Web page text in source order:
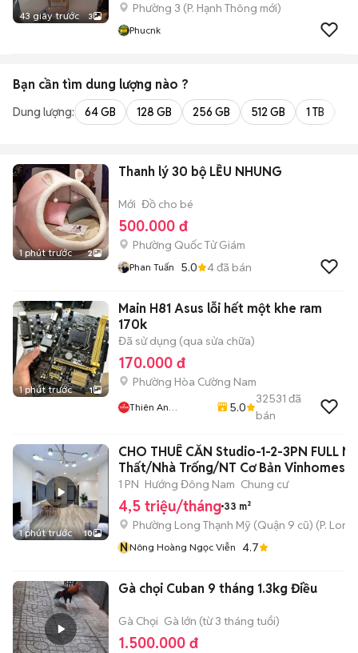
43 giây trước 3
Phường 3 (P. Hạnh Thông mới)
Phucnk
Bạn cần tìm dung lượng nào ?
Dung lượng: 64 GB 128 GB 256 GB 512 GB 1 TB
1 phút trước 2
Thanh lý 30 bộ LỀU NHUNG
Mới Đồ cho bé
500.000 đ
Phường Quốc Tử Giám
Phan Tuấn 5.0 4đã bán
1 phút trước 1
Main H81 Asus lỗi hết một khe ram
170k
Đã sử dụng (qua sửa chữa)
170.000 đ
Phường Hòa Cường Nam
Thiên An
5.0
32531 đã
bán
1 phút trước 10
CHO THUÊ CĂN Studio-1-2-3PN FULL
Thất/Nhà Trống/NT Cơ Bản Vinhomes
1 PN Hướng Đông Nam Chung cư
4,5 triệu/tháng 33 m²
Phường Long Thạnh Mỹ (Quận 9 cũ) (P.
NNông Hoàng Ngọc Viễn 4.7
Gà chọi Cuban 9 tháng 1.3kg Điều
Gà Chọi Gà lớn (từ 3 tháng tuổi)
1.500.000 đ